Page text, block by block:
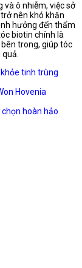
và ô nhiễm, việc sở
nên khó khăn
hưởng đến thẩm
biotin chính là
trong, giúp tóc
quả.
tinh trùng
Hovenia
chọn hoàn hảo